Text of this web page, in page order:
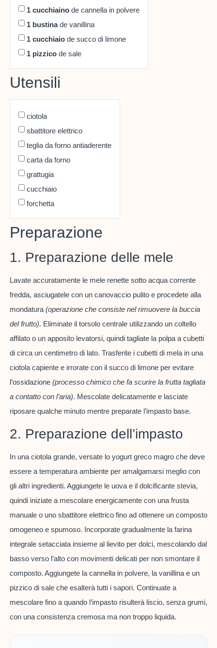
1 cucchiaino de cannella in polvere
1 bustinade vanillina
1 cucchiaio de succo di limone
1 pizzico de sale
Utensili
ciotola
sbattitore elettrico
teglia da forno antiaderente
carta da forno
grattugia
cucchiaio
forchetta
Preparazione
1. Preparazione delle mele
Lavate accuratamente le mele renette sotto acqua corrente
fredda, asciugatele con un canovaccio pulito e procedete alla
mondatura (operazione che consiste nel rimuovere la buccia
del frutto). Eliminate il torsolo centrale utilizzando un coltello
affilato o un apposito levatorsi, quindi tagliate la polpa a cubetti
di circa un centimetro di lato. Trasferite i cubetti di mela in una
ciotola capiente e irrorate con il succo di limone per evitare
l’ossidazione (processo chimico che fa scurire la frutta tagliata
a contatto con l’aria). Mescolate delicatamente e lasciate
riposare qualche minuto mentre preparate l’impasto base.
2. Preparazione dell’impasto
In una ciotola grande, versate lo yogurt greco magro che deve
essere a temperatura ambiente per amalgamarsi meglio con
gli altri ingredienti. Aggiungete le uova e il dolcificante stevia,
quindi iniziate a mescolare energicamente con una frusta
manuale o uno sbattitore elettrico fino ad ottenere un composto
omogeneo e spumoso. Incorporate gradualmente la farina
integrale setacciata insieme al lievito per dolci, mescolando dal
basso verso l’alto con movimenti delicati per non smontare il
composto. Aggiungete la cannella in polvere, la vanillina e un
pizzico di sale che esalterà tutti i sapori. Continuate a
mescolare fino a quando l’impasto risulterà liscio, senza grumi,
con una consistenza cremosa ma non troppo liquida.